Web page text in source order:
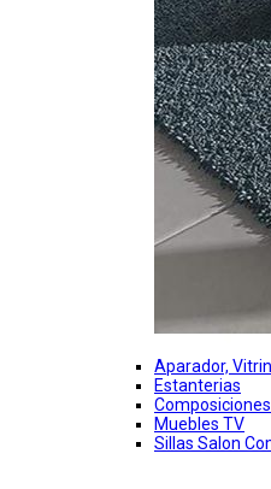
Aparador,
Estanterias
Muebles TV
Sillas Salon